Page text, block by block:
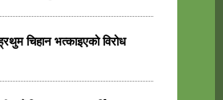
चिहान भत्काइएको विरोध